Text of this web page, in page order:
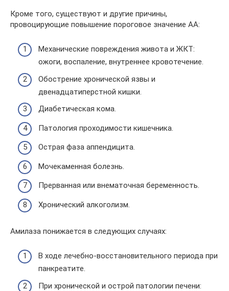
Кроме того, существуют и другие причины,
провоцирующие повышение пороговое значение АА:
Механические повреждения живота и ЖКТ:
ожоги, воспаление, внутреннее кровотечение.
Обострение хронической язвы и
двенадцатиперстной кишки.
Диабетическая кома.
Патология проходимости кишечника.
Острая фаза аппендицита.
Мочекаменная болезнь.
Прерванная или внематочная беременность.
Хронический алкоголизм.
Амилаза понижается в следующих случаях:
В ходе лечебно-восстановительного периода при
панкреатите.
При хронической и острой патологии печени: